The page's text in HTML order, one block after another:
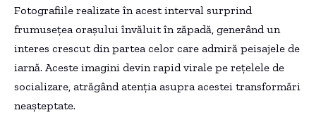
Fotografiile realizate în acest interval surprind
frumusețea orașului învăluit în zăpadă, generând un
interes crescut din partea celor care admiră peisajele de
iarnă. Aceste imagini devin rapid virale pe rețelele de
socializare, atrăgând atenția asupra acestei transformări
neașteptate.